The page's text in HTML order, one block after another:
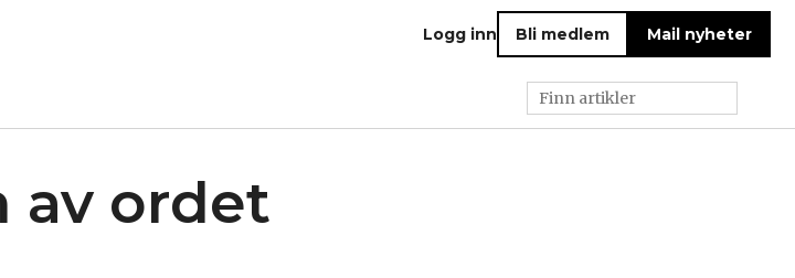
Logg inn Bli medlem Mail nyheter
av ordet